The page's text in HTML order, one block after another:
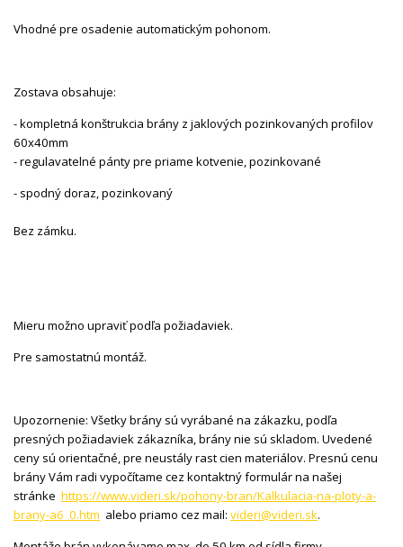
Vhodné pre osadenie automatickým pohonom.
Zostava obsahuje:
- kompletná konštrukcia brány z jaklových pozinkovaných profilov
60x40mm
- regulavatelné pánty pre priame kotvenie, pozinkované
- spodný doraz, pozinkovaný
Bez zámku.
Mieru možno upraviť podľa požiadaviek.
Pre samostatnú montáž.
Upozornenie: Všetky brány sú vyrábané na zákazku, podľa
presných požiadaviek zákazníka, brány nie sú skladom. Uvedené
ceny sú orientačné, pre neustály rast cien materiálov. Presnú cenu
brány Vám radi vypočítame cez kontaktný formulár na našej
stránke https://www.videri.sk/pohony-bran/Kalkulacia-na-ploty-a-
brany-a6_0.htm alebo priamo cez mail: videri@videri.sk.